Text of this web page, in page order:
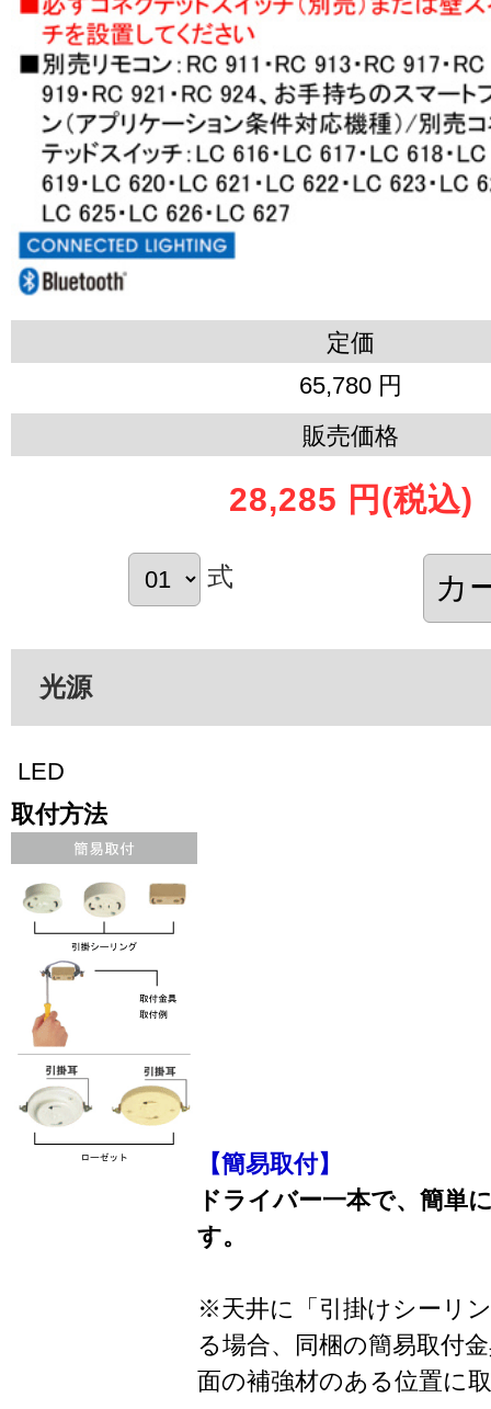
定価
65,780 円
販売価格
28,285 円 (税込)
式
光源
LED
取付方法
【簡易取付】
ドライバー一本で、簡単
す。
※天井に「引掛けシーリ
る場合、同梱の簡易取付
面の補強材のある位置に